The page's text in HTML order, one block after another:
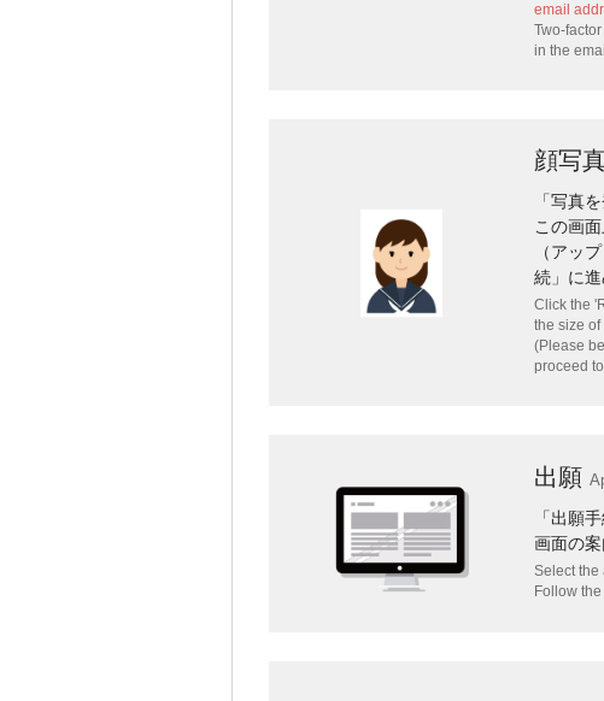
email
Two-
in the
顔写
「写真
この画
（アッ
続」に進
Click the
the size
(Please
proceed
出願
「出願
画面の
Select the
Follow